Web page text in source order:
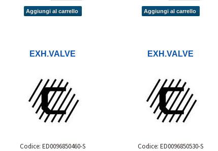
Aggiungi al carrello Aggiungi al carrello
EXH.VALVE
Codice: ED0096850460-S
EXH.VALVE
Codice: ED0096850530-S